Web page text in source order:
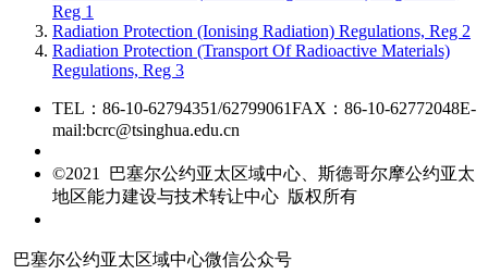
Reg 1
Radiation Protection (Ionising Radiation) Regulations, Reg 2
Radiation Protection (Transport Of Radioactive Materials)
Regulations, Reg 3
TEL：86-10-62794351/62799061FAX：86-10-62772048E-
mail:bcrc@tsinghua.edu.cn
©2021 巴塞尔公约亚太区域中心、斯德哥尔摩公约亚太
地区能力建设与技术转让中心 版权所有
巴塞尔公约亚太区域中心微信公众号